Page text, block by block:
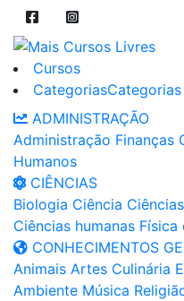
Cursos
CategoriasCategorias
ADMINISTRAÇÃO
Administração Finanças
Humanos
CIÊNCIAS
Biologia Ciência
Ciências humanas Física
CONHECIMENTOS
Animais Artes Culinária
Ambiente Música